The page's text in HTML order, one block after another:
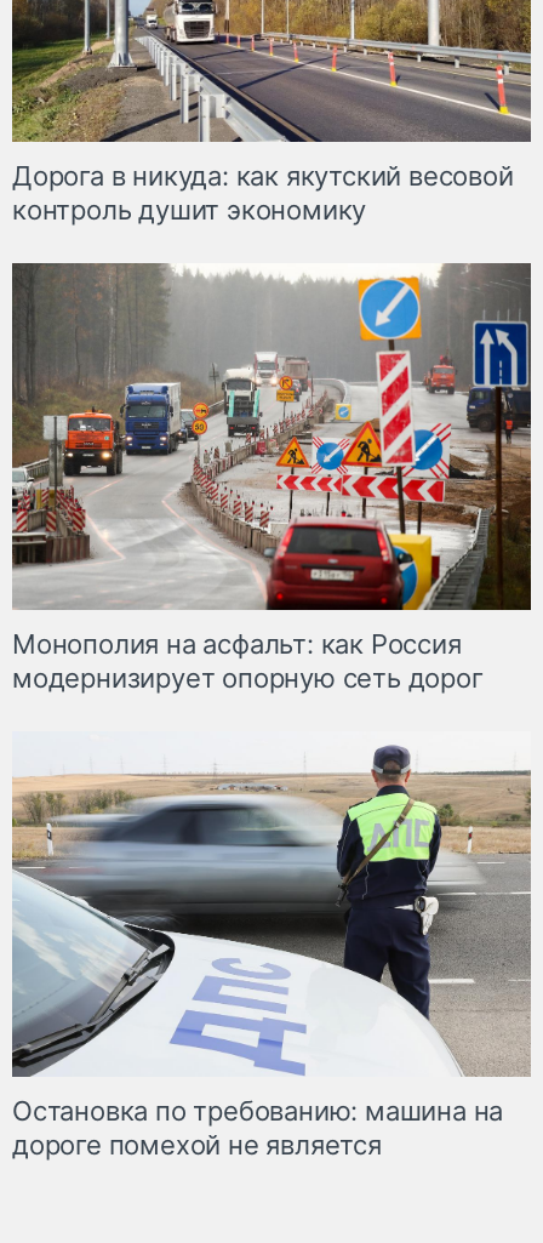
Дорога в никуда: как якутский весовой
контроль душит экономику
Монополия на асфальт: как Россия
модернизирует опорную сеть дорог
Остановка по требованию: машина на
дороге помехой не является